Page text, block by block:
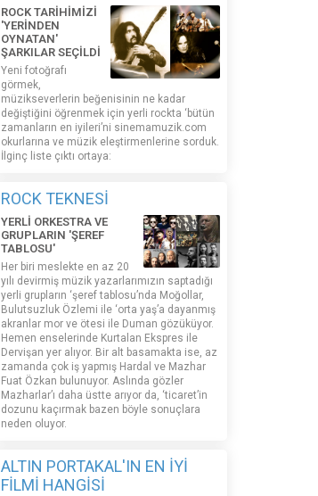
ROCK TARİHİMİZİ
'YERİNDEN
OYNATAN'
ŞARKILAR SEÇİLDİ
Yeni fotoğrafı
görmek,
müzikseverlerin beğenisinin ne kadar
değiştiğini öğrenmek için yerli rockta ‘bütün
zamanların en iyileri’ni sinemamuzik.com
okurlarına ve müzik eleştirmenlerine sorduk.
İlginç liste çıktı ortaya:
ROCK TEKNESİ
YERLİ ORKESTRA VE
GRUPLARIN 'ŞEREF
TABLOSU'
Her biri meslekte en az 20
yılı devirmiş müzik yazarlarımızın saptadığı
yerli grupların ‘şeref tablosu’nda Moğollar,
Bulutsuzluk Özlemi ile ‘orta yaş’a dayanmış
akranlar mor ve ötesi ile Duman gözüküyor.
Hemen enselerinde Kurtalan Ekspres ile
Dervişan yer alıyor. Bir alt basamakta ise, az
zamanda çok iş yapmış Hardal ve Mazhar
Fuat Özkan bulunuyor. Aslında gözler
Mazharlar’ı daha üstte arıyor da, ‘ticaret’in
dozunu kaçırmak bazen böyle sonuçlara
neden oluyor.
ALTIN PORTAKAL'IN EN İYİ
FİLMİ HANGİSİ